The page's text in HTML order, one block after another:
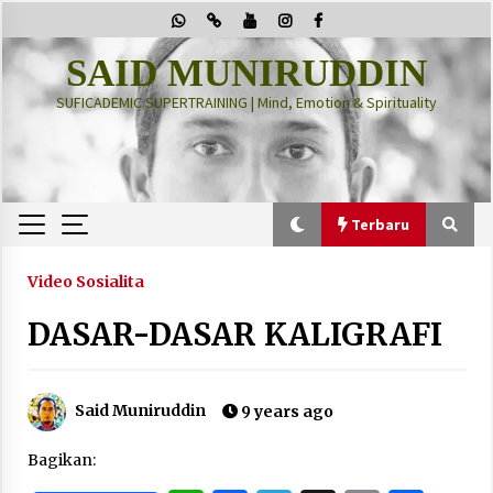
to
content
SAID MUNIRUDDIN
SUFICADEMIC SUPERTRAINING | Mind, Emotion & Spirituality
Terbaru
Terbaru
“Thuma’ninah”: Cara Agama Meregulasi Jiwa
Video Sosialita
DASAR-DASAR KALIGRAFI
Said Muniruddin 9 years ago
Bagikan: